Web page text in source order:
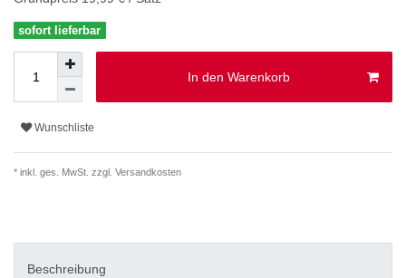
sofort lieferbar
In den Warenkorb
Wunschliste
* inkl. ges. MwSt. zzgl. Versandkosten
Beschreibung